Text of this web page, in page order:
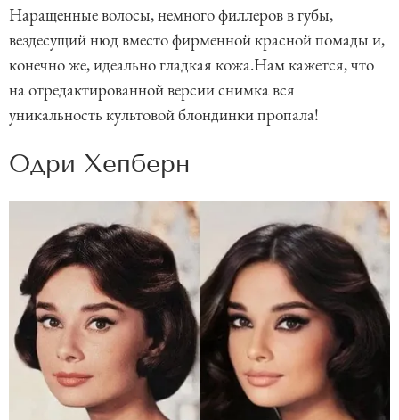
Наращенные волосы, немного филлеров в губы,
вездесущий нюд вместо фирменной красной помады и,
конечно же, идеально гладкая кожа.Нам кажется, что
на отредактированной версии снимка вся
уникальность культовой блондинки пропала!
Одри Хепберн